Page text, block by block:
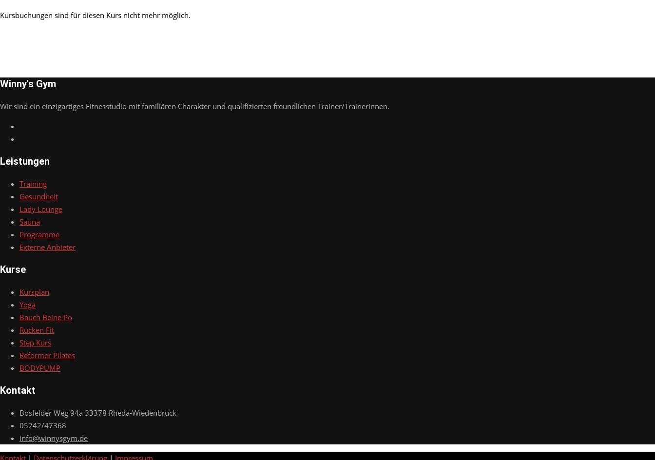
Kursbuchungen sind für diesen Kurs nicht mehr möglich.
Winny's Gym
Wir sind ein einzigartiges Fitnesstudio mit familiären Charakter und qualifizierten freundlichen Trainer/Trainerinnen.
Leistungen
Training
Gesundheit
Lady Lounge
Sauna
Programme
Externe Anbieter
Kurse
Kursplan
Yoga
Bauch Beine Po
Rücken Fit
Step Kurs
Reformer Pilates
BODYPUMP
Kontakt
Bosfelder Weg 94a 33378 Rheda-Wiedenbrück
05242/47368
info@winnysgym.de